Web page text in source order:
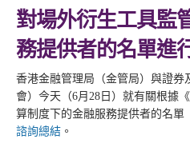
對場外衍生工具監
務提供者的名單進
香港金融管理局（金管局）與證券
會）今天（6月28日）就有關根據
算制度下的金融服務提供者的名單
諮詢總結 。